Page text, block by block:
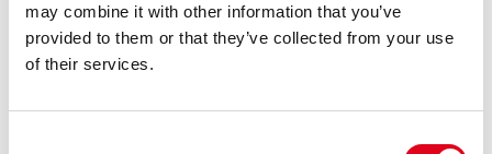
may combine it with other information that you’ve
provided to them or that they’ve collected from your use
of their services.